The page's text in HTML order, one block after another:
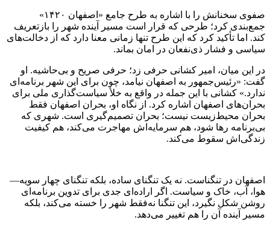
صفوی سخنانش را با اشاره به طرح جامع «اصفهان ۱۴۲۰»
جمع‌بندی کرد؛ طرحی که قرار است مسیر آینده شهر را بازتعریف
کند. اما تأکید کرد که این طرح تنها زمانی معنا دارد که از دخالت‌های
سیاسی و فشار ذی‌نفعان در امان بماند.
در این میان، امیر کشانی حرفی زد؛ حرفی صریح و بی‌حاشیه. او
گفت: «رئیس‌جمهور به اصفهان نیامد، چون برای این شهر برنامه‌ای
ندارد.» کشانی با این جمله در واقع به خلأ سیاست‌گذاری ملی برای
بحران‌های اصفهان اشاره کرد. از نگاه او، بحران اصفهان فقط
بحران محیط‌زیست نیست؛ بحران تصمیم‌گیری است. شهری که
بی‌برنامه رها شود، هم سرمایه‌اش مهاجرت می‌کند، هم کیفیت
زندگی‌اش سقوط می‌کند.
اصفهان در تنگناست. نه یک تنگنای ساده، بلکه تنگنای چهار سویه—
هوا، آب، خاک و سیاست. اگر اراده‌ای جدی برای تدوین برنامه‌ای
روشن شکل نگیرد، این تنگنا نه‌فقط شهر را خسته می‌کند، بلکه
مسیر آینده آن را هم تغییر می‌دهد.